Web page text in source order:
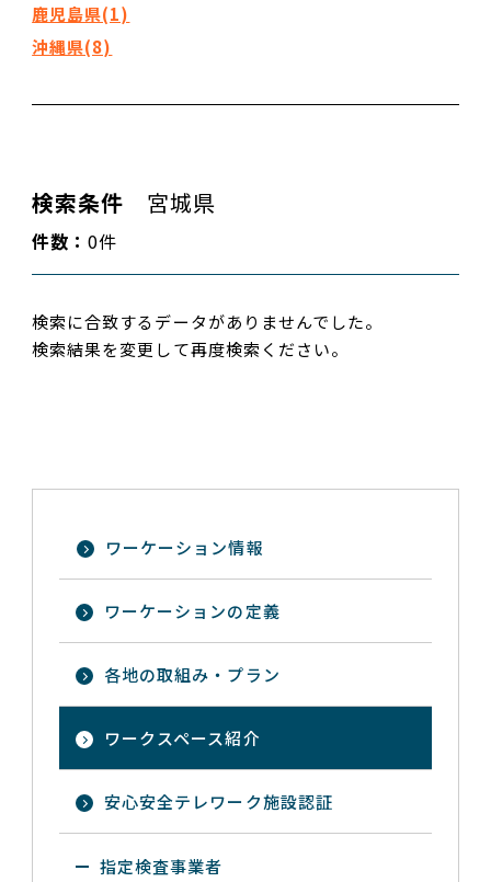
鹿児島県(1)
沖縄県(8)
検索条件 宮城県
件数：0件
検索に合致するデータがありませんでした。
検索結果を変更して再度検索ください。
ワーケーション情報
ワーケーションの定義
各地の取組み・プラン
ワークスペース紹介
安心安全テレワーク施設認証
指定検査事業者